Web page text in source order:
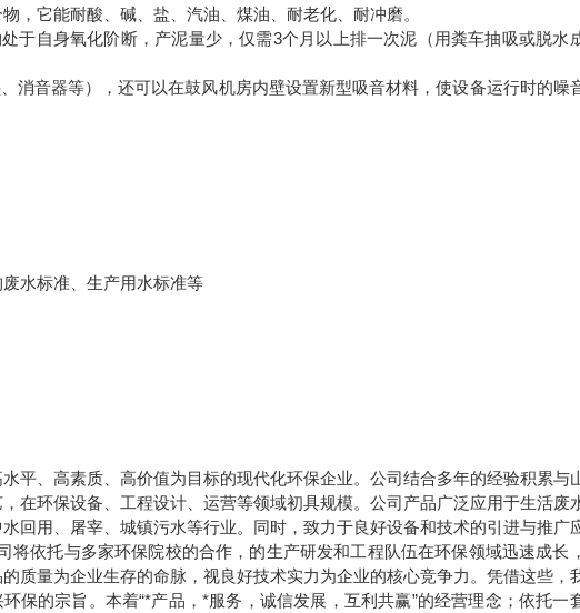
，它能耐酸、碱、盐、汽油、煤油、耐老化、耐冲磨。
于自身氧化阶断，产泥量少，仅需3个月以上排一次泥（用粪车抽吸或脱水
消音器等），还可以在鼓风机房内壁设置新型吸音材料，使设备运行时的噪
水标准、生产用水标准等
平、高素质、高价值为目标的现代化环保企业。公司结合多年的经验积累与
在环保设备、工程设计、运营等领域初具规模。公司产品广泛应用于生活废
回用、屠宰、城镇污水等行业。同时，致力于良好设备和技术的引进与推广
将依托与多家环保院校的合作，的生产研发和工程队伍在环保领域迅速成长
质量为企业生存的命脉，视良好技术实力为企业的核心竞争力。凭借这些，
保的宗旨。本着“*产品，*服务，诚信发展，互利共赢”的经营理念；依托一